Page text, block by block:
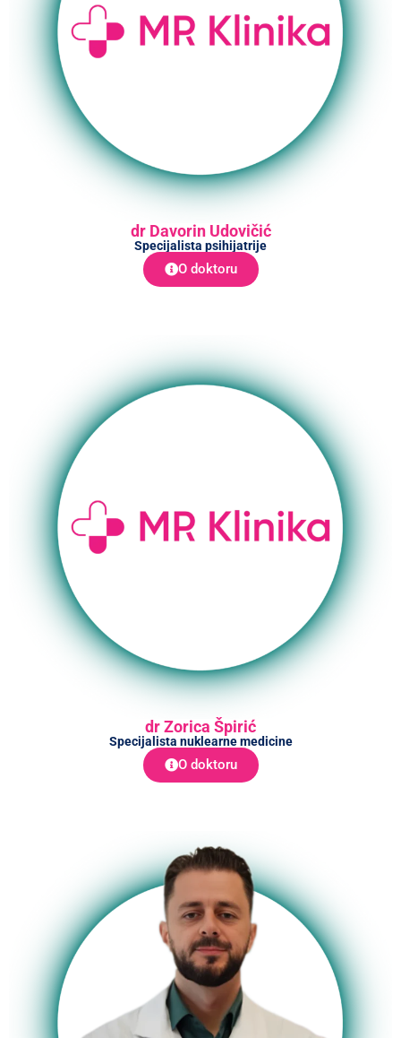
dr Davorin Udovičić
Specijalista psihijatrije
O doktoru
dr Zorica Špirić
Specijalista nuklearne medicine
O doktoru